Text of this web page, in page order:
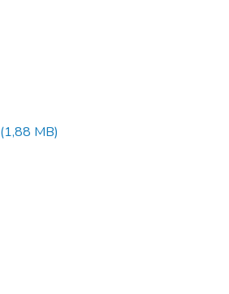
(1,88 MB)